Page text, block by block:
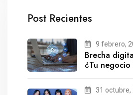
Post Recientes
9 febrero,
Brecha
¿Tu
31 octubre,